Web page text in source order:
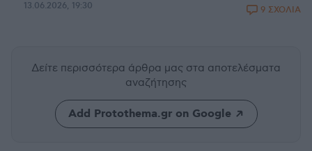
13.06.2026, 19:30 9 ΣΧΟΛΙΑ
Δείτε περισσότερα άρθρα μας στα αποτελέσματα
αναζήτησης
Add Protothema.gr on Google